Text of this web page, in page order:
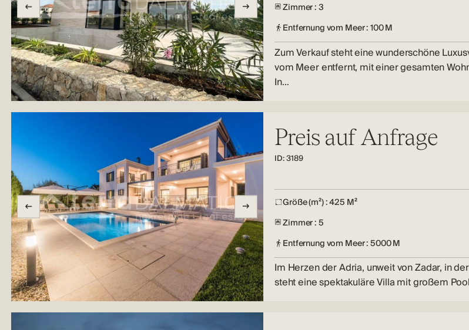
Zimmer : 3
Entfernung vom Meer : 100 M
Zum Verkauf steht eine wunderschöne
vom Meer entfernt, mit einer gesamten
In…
Preis auf Anfrage
ID: 3189
Größe (m²) : 425 M²
Zimmer : 5
Entfernung vom Meer : 5000 M
Im Herzen der Adria, unweit von Zadar, in
steht eine spektakuläre Villa mit großem